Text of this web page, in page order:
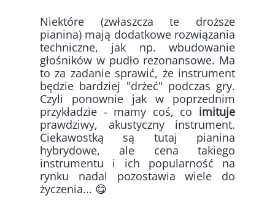
Niektóre (zwłaszcza te droższe
pianina) mają dodatkowe rozwiązania
techniczne, jak np. wbudowanie
głośników w pudło rezonansowe. Ma
to za zadanie sprawić, że instrument
będzie bardziej "drżeć" podczas gry.
Czyli ponownie jak w poprzednim
przykładzie - mamy coś, co imituje
prawdziwy, akustyczny instrument.
Ciekawostką są tutaj pianina
hybrydowe, ale cena takiego
instrumentu i ich popularność na
rynku nadal pozostawia wiele do
życzenia... 😋